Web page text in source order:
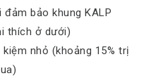
đảm bảo khung KALP
thích ở dưới)
nhỏ (khoảng 15% trị